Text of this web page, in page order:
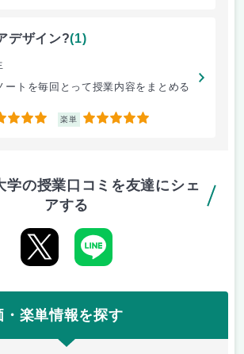
デザイン?(1)
ートを毎回とって授業内容をまとめる
楽単 5
学の授業口コミを友達にシェ
アする
・楽単情報を探す